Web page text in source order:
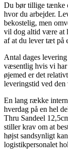
Du bør tillige tænke
hvor du arbejder.
bekostelig, men
vil dog altid være at
af at du lever tæt på
Antal dages
væsentlig hvis vi
øjemed er det
leveringstid ved den
En lang række
hverdag på en hel
Thru Sandeel
stiller krav om at
højst sandsynligt
logistikpersonalet